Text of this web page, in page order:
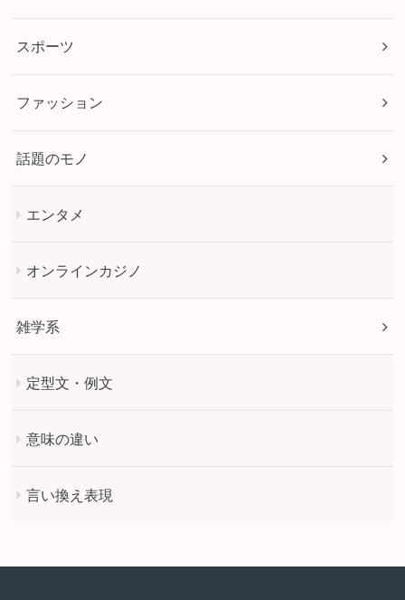
スポーツ
ファッション
話題のモノ
エンタメ
オンラインカジノ
雑学系
定型文・例文
意味の違い
言い換え表現